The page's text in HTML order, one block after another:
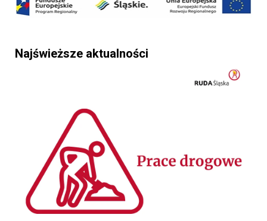
Najświeższe aktualności